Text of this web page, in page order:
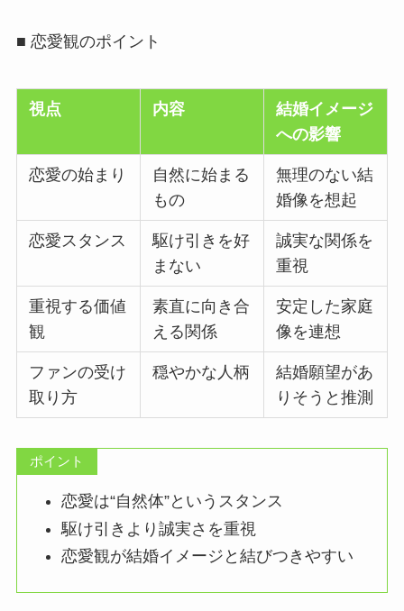
■ 恋愛観のポイント
視点 内容
結婚イメージ
への影響
恋愛の始まり
自然に始まる
もの
無理のない結
婚像を想起
恋愛スタンス
駆け引きを好
まない
誠実な関係を
重視
重視する価値
観
素直に向き合
える関係
安定した家庭
像を連想
ファンの受け
取り方
穏やかな人柄
結婚願望があ
りそうと推測
ポイント
恋愛は“自然体”というスタンス
駆け引きより誠実さを重視
恋愛観が結婚イメージと結びつきやすい